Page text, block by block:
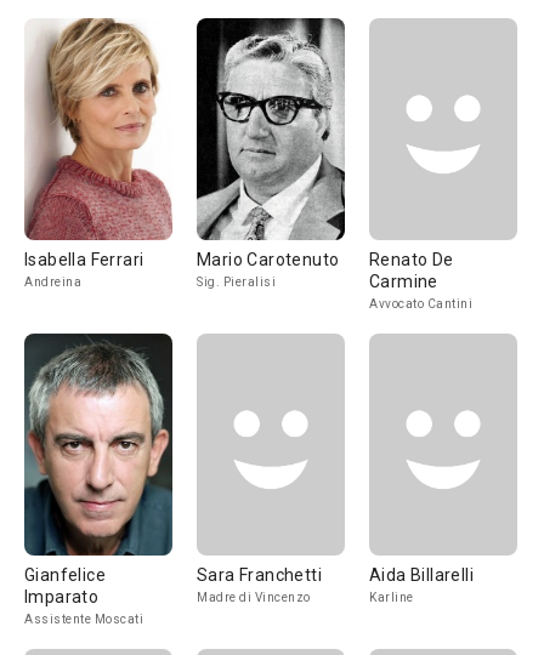
Isabella Ferrari
Andreina
Mario Carotenuto
Sig. Pieralisi
Renato De
Carmine
Avvocato Cantini
Gianfelice
Imparato
Assistente Moscati
Sara Franchetti
Madre di Vincenzo
Aida Billarelli
Karline